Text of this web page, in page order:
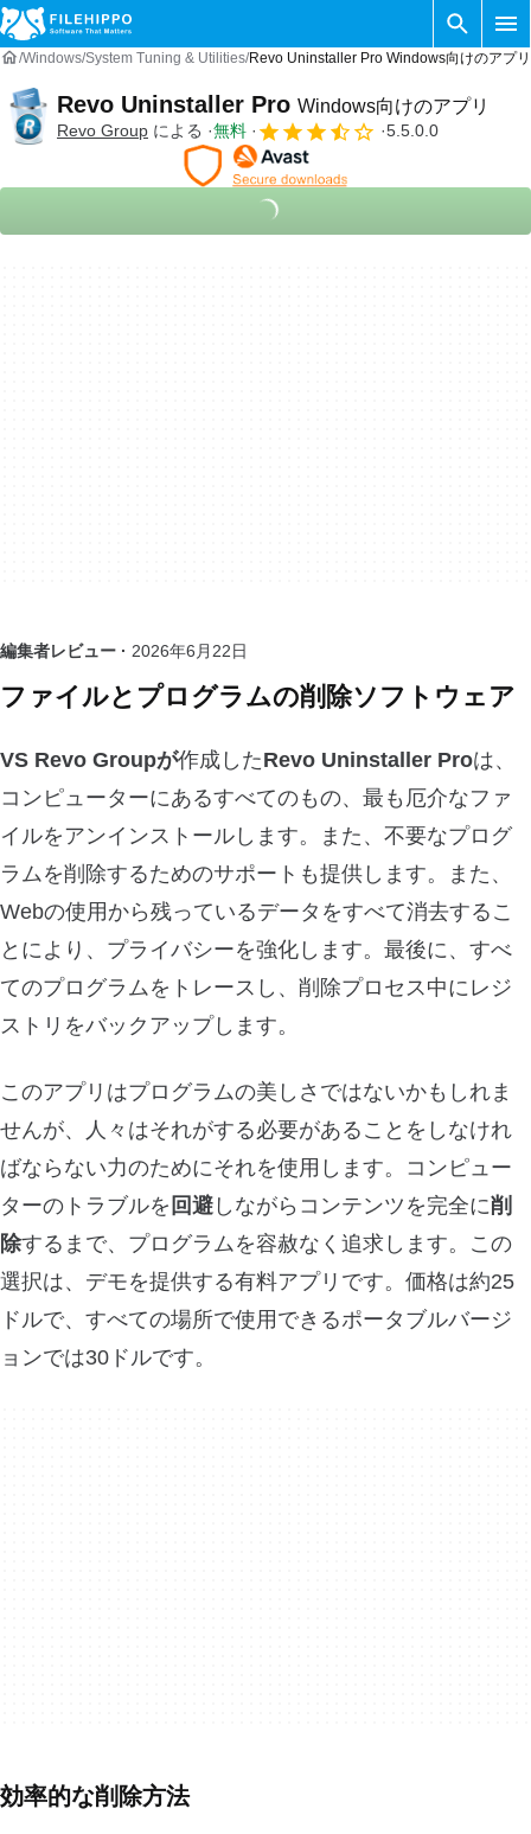
Windows System Tuning & Utilities Revo Uninstaller Pro Windows向けのアプ
Revo Uninstaller Pro Windows向けのアプリ
Revo Group による 無料 5.5.0.0
編集者レビュー · 2026年6月22日
ファイルとプログラムの削除ソフトウェア
VS Revo Groupが作成したRevo Uninstaller Proは、
コンピューターにあるすべてのもの、最も厄介なファ
イルをアンインストールします。また、不要なプログ
ラムを削除するためのサポートも提供します。また、
Webの使用から残っているデータをすべて消去するこ
とにより、プライバシーを強化します。最後に、すべ
てのプログラムをトレースし、削除プロセス中にレジ
ストリをバックアップします。
このアプリはプログラムの美しさではないかもしれま
せんが、人々はそれがする必要があることをしなけれ
ばならない力のためにそれを使用します。コンピュー
ターのトラブルを 回避 しながらコンテンツを完全に削
除するまで、プログラムを容赦なく追求します。この
選択は、デモを提供する有料アプリです。価格は約25
ドルで、すべての場所で使用できるポータブルバージ
ョンでは30ドルです。
効率的な削除方法